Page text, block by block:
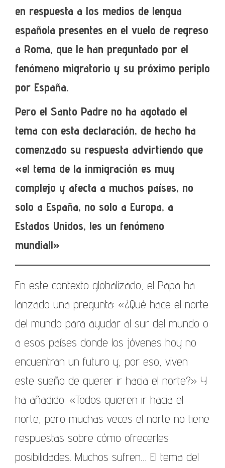
en respuesta a los medios de lengua
española presentes en el vuelo de regreso
a Roma, que le han preguntado por el
fenómeno migratorio y su próximo periplo
por España.
Pero el Santo Padre no ha agotado el
tema con esta declaración, de hecho ha
comenzado su respuesta advirtiendo que
«el tema de la inmigración es muy
complejo y afecta a muchos países, no
solo a España, no solo a Europa, a
Estados Unidos, ¡es un fenómeno
mundial!»
En este contexto globalizado, el Papa ha
lanzado una pregunta: «¿Qué hace el norte
del mundo para ayudar al sur del mundo o
a esos países donde los jóvenes hoy no
encuentran un futuro y, por eso, viven
este sueño de querer ir hacia el norte?» Y
ha añadido: «Todos quieren ir hacia el
norte, pero muchas veces el norte no tiene
respuestas sobre cómo ofrecerles
posibilidades. Muchos sufren… El tema del